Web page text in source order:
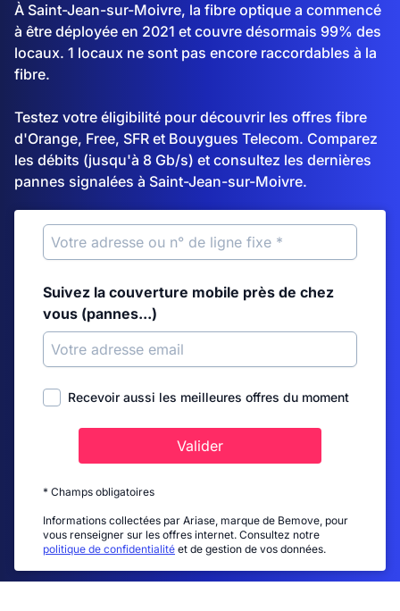
À Saint-Jean-sur-Moivre, la fibre optique a commencé
à être déployée en 2021 et couvre désormais 99% des
locaux. 1 locaux ne sont pas encore raccordables à la
fibre.
Testez votre éligibilité pour découvrir les offres fibre
d'Orange, Free, SFR et Bouygues Telecom. Comparez
les débits (jusqu'à 8 Gb/s) et consultez les dernières
pannes signalées à Saint-Jean-sur-Moivre.
Suivez la couverture mobile près de chez
vous (pannes...)
Recevoir aussi les meilleures offres du moment
Valider
* Champs obligatoires
Informations collectées par Ariase, marque de Bemove, pour
vous renseigner sur les offres internet. Consultez notre
politique de confidentialité et de gestion de vos données.